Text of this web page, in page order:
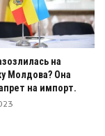
на
Молдова? Она
на импорт.